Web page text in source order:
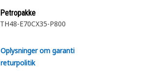
Petropakke
TH48-E70CX35-P800
Oplysninger om garanti
returpolitik